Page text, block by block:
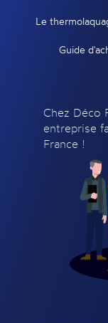
Le
Guide
Chez Déco
entreprise
France !